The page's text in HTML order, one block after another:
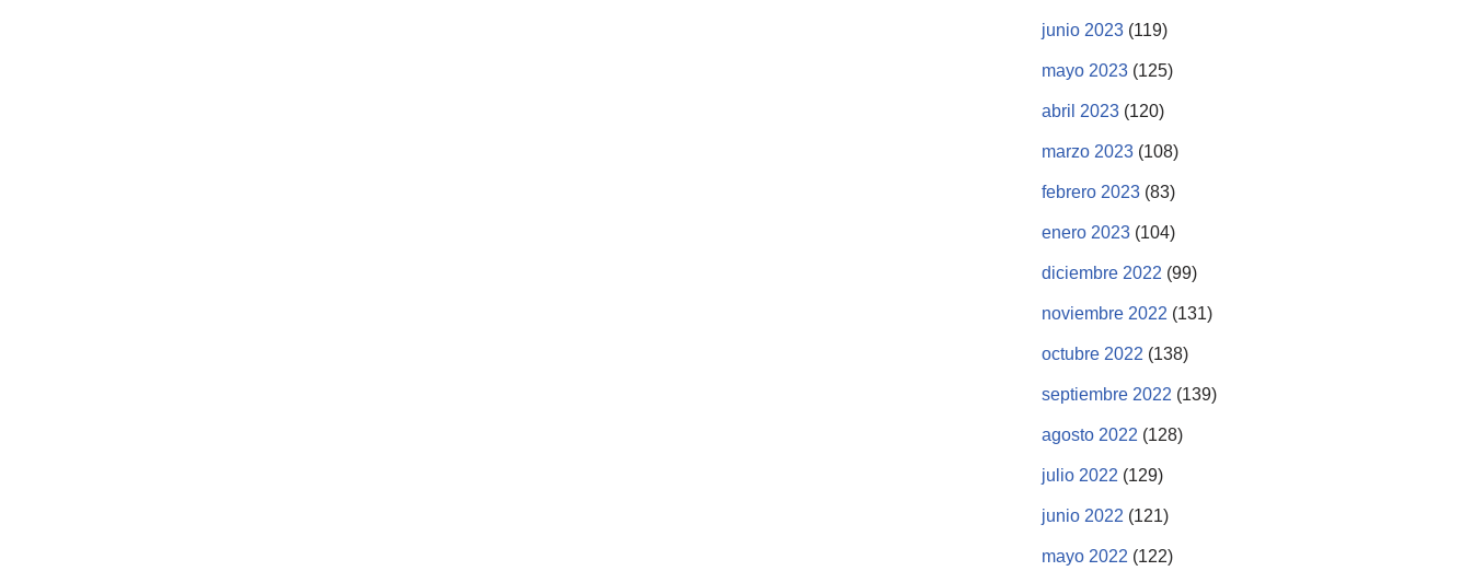
junio 2023 (119)
mayo 2023 (125)
abril 2023 (120)
marzo 2023 (108)
febrero 2023 (83)
enero 2023 (104)
diciembre 2022 (99)
noviembre 2022 (131)
octubre 2022 (138)
septiembre 2022 (139)
agosto 2022 (128)
julio 2022 (129)
junio 2022 (121)
mayo 2022 (122)